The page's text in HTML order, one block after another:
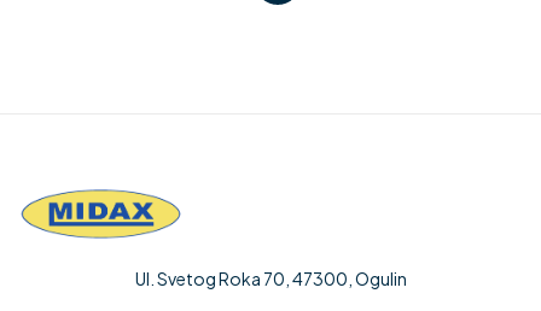
Ul. Svetog Roka 70, 47300, Ogulin